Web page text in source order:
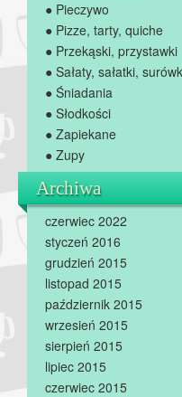
● Pieczywo
● Pizze, tarty, quiche
● Przekąski, przystawki
● Sałaty, sałatki,
● Śniadania
● Słodkości
● Zapiekane
● Zupy
Archiwa
czerwiec 2022
styczeń 2016
grudzień 2015
listopad 2015
październik 2015
wrzesień 2015
sierpień 2015
lipiec 2015
czerwiec 2015